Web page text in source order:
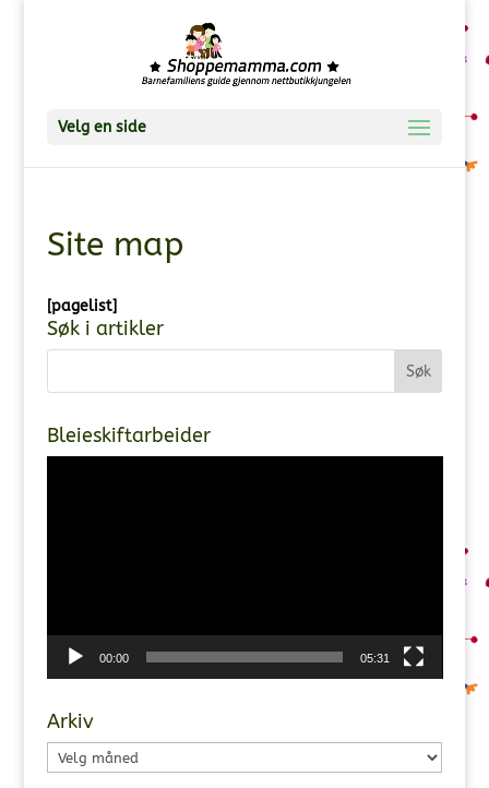
Velg en side
Site map
[pagelist]
Søk i artikler
Bleieskiftarbeider
00:00 05:31
Arkiv
Arkiv